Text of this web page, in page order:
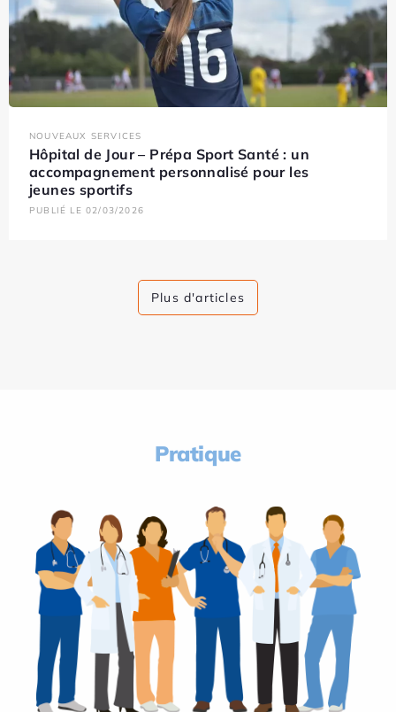
NOUVEAUX SERVICES
Hôpital de Jour – Prépa Sport Santé : un
accompagnement personnalisé pour les
jeunes sportifs
PUBLIÉ LE 02/03/2026
Plus d'articles
Pratique